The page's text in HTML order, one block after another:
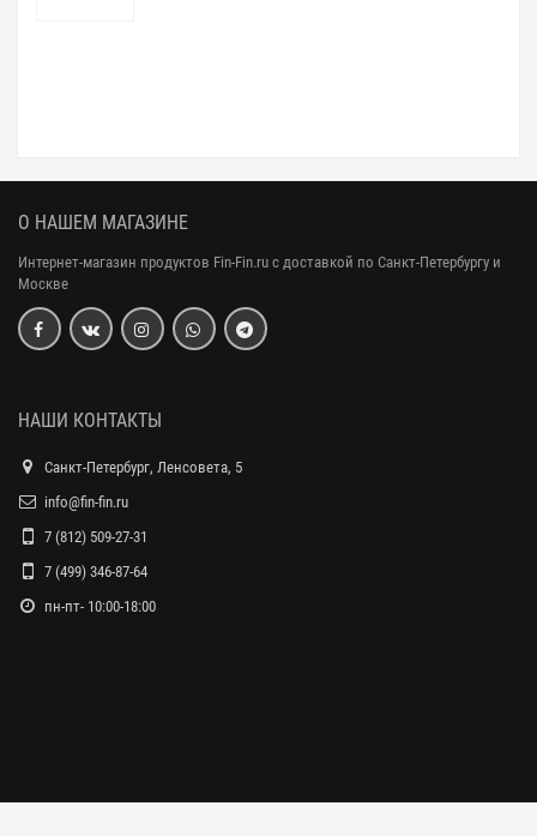
О НАШЕМ МАГАЗИНЕ
Интернет-магазин продуктов Fin-Fin.ru с доставкой по Санкт-Петербургу и
Москве
НАШИ КОНТАКТЫ
Санкт-Петербург, Ленсовета, 5
info@fin-fin.ru
7 (812) 509-27-31
7 (499) 346-87-64
пн-пт- 10:00-18:00